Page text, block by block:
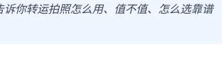
你转运拍照怎么用、值不值、怎么选靠谱